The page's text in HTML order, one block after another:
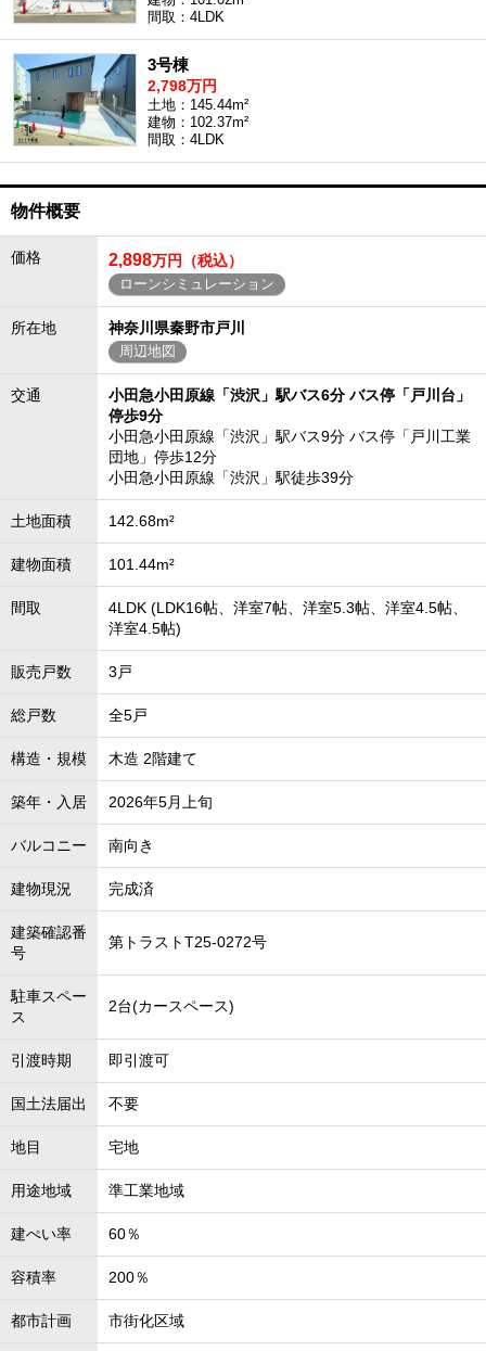
間取：4LDK
3号棟
2,798万円
土地：145.44m²
建物：102.37m²
間取：4LDK
物件概要
価格 2,898万円（税込）
ローンシミュレーション
所在地 神奈川県秦野市戸川
周辺地図
交通
小田急小田原線「渋沢」駅バス6分 バス停「戸川台」
停歩9分
小田急小田原線「渋沢」駅バス9分 バス停「戸川工業
団地」停歩12分
小田急小田原線「渋沢」駅徒歩39分
土地面積 142.68m²
建物面積 101.44m²
間取
4LDK (LDK16帖、洋室7帖、洋室5.3帖、洋室4.5帖、
洋室4.5帖)
販売戸数 3戸
総戸数 全5戸
構造・規模 木造 2階建て
築年・入居 2026年5月上旬
バルコニー 南向き
建物現況 完成済
建築確認番
号
第トラストT25-0272号
駐車スペー
ス
2台(カースペース)
引渡時期 即引渡可
国土法届出 不要
地目 宅地
用途地域 準工業地域
建ぺい率 60％
容積率 200％
都市計画 市街化区域